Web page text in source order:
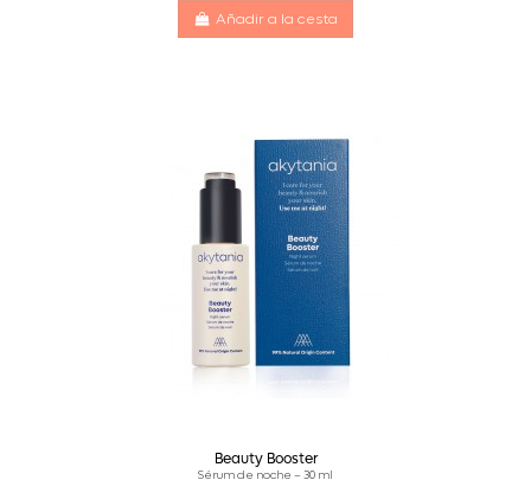
Añadir a la cesta
Beauty Booster
Sérum de noche – 30 ml